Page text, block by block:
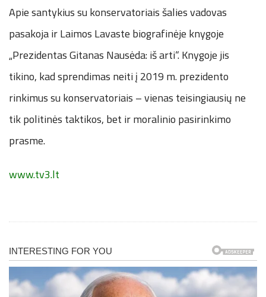
Apie santykius su konservatoriais šalies vadovas
pasakoja ir Laimos Lavaste biografinėje knygoje
„Prezidentas Gitanas Nausėda: iš arti“. Knygoje jis
tikino, kad sprendimas neiti į 2019 m. prezidento
rinkimus su konservatoriais – vienas teisingiausių ne
tik politinės taktikos, bet ir moralinio pasirinkimo
prasme.
www.tv3.lt